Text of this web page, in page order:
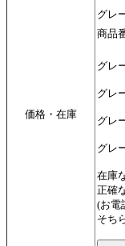
価格・在庫
グレ
商品
グレ
グレ
グレ
グレ
在庫
正確
(お電
そち